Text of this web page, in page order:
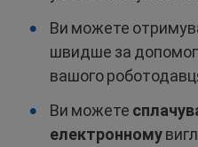
Ви можете
швидше за
вашого
Ви можете
електронному